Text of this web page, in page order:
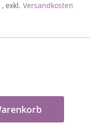
, exkl. Versandkosten